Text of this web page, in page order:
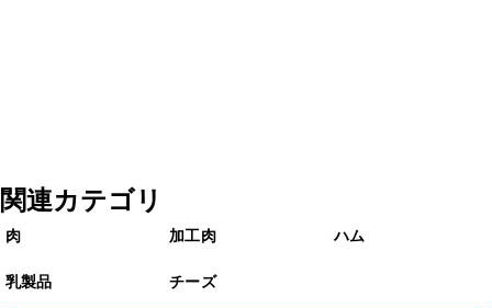
関連カテゴリ
肉 加工肉 ハム
乳製品
チーズ